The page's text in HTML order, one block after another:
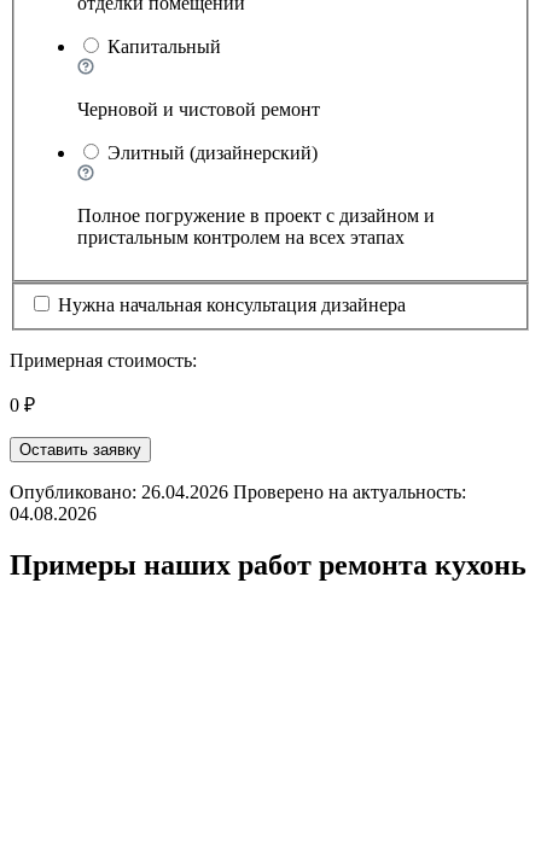
Капитальный
Черновой и чистовой ремонт
Элитный (дизайнерский)
Полное погружение в проект с дизайном и
пристальным контролем на всех этапах
Нужна начальная консультация дизайнера
Примерная стоимость:
0 ₽
Оставить заявку
Опубликовано: 26.04.2026 Проверено на актуальность:
04.08.2026
Примеры наших работ ремонта кухонь